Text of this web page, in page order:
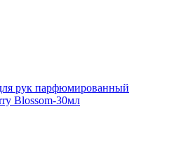
рук парфюмированный
Blossom-30мл